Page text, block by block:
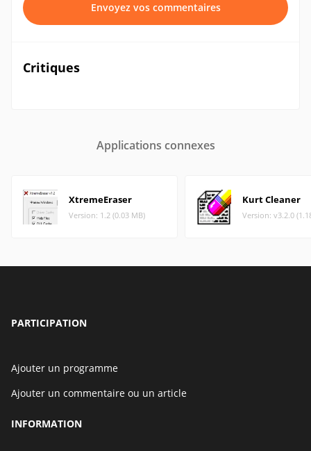
Envoyez vos commentaires
Critiques
Applications connexes
XtremeEraser
Version: 1.2 (0.03 MB)
Kurt Cleaner
Version: v3.2.0
PARTICIPATION
Ajouter un programme
Ajouter un commentaire ou un article
INFORMATION